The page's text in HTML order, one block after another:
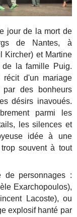
jour de la mort de
de Nantes, à
Kircher) et Martine
de la famille Puig.
récit d'un mariage
des bonheurs
désirs inavoués.
parmi les
les silences et
idée à une
souvent à tout
de personnages :
Exarchopoulos),
Lacoste), ou
explosif hanté par